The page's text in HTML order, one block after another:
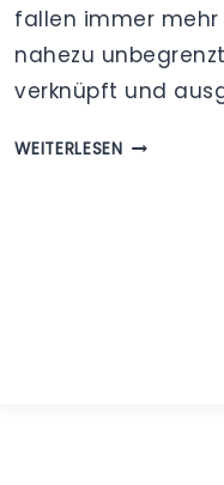
fallen immer
nahezu
verknüpft und
WEITERLESEN